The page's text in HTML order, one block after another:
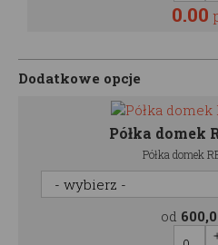
0.00
Dodatkowe opcje
Półka domek
Półka domek
od